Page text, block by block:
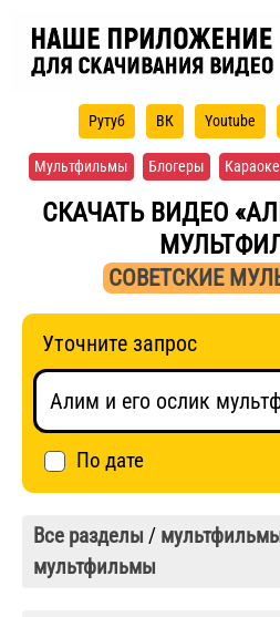
Рутуб ВК Youtube
Мультфильмы Блогеры Караоке
СКАЧАТЬ ВИДЕО
СОВЕТСКИЕ
Уточните запрос
По дате
Все разделы /
мультфильмы